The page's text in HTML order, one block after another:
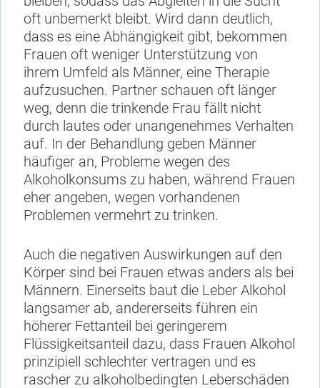
oft unbemerkt bleibt. Wird dann deutlich,
dass es eine Abhängigkeit gibt, bekommen
Frauen oft weniger Unterstützung von
ihrem Umfeld als Männer, eine Therapie
aufzusuchen. Partner schauen oft länger
weg, denn die trinkende Frau fällt nicht
durch lautes oder unangenehmes Verhalten
auf. In der Behandlung geben Männer
häufiger an, Probleme wegen des
Alkoholkonsums zu haben, während Frauen
eher angeben, wegen vorhandenen
Problemen vermehrt zu trinken.
Auch die negativen Auswirkungen auf den
Körper sind bei Frauen etwas anders als bei
Männern. Einerseits baut die Leber Alkohol
langsamer ab, andererseits führen ein
höherer Fettanteil bei geringerem
Flüssigkeitsanteil dazu, dass Frauen Alkohol
prinzipiell schlechter vertragen und es
rascher zu alkoholbedingten Leberschäden